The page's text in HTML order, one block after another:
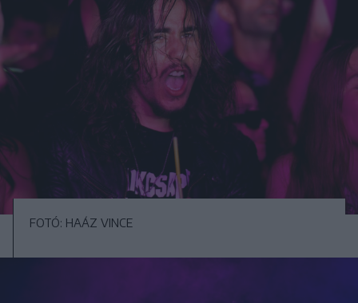
FOTÓ: HAÁZ VINCE